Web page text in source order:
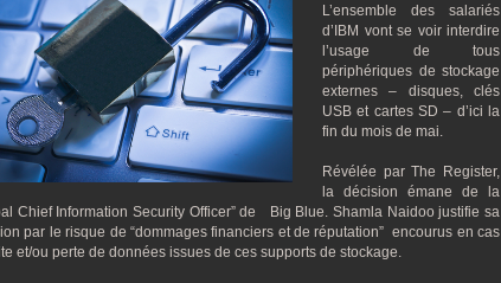
L’ensemble des salariés
d’IBM vont se voir interdire
l’usage de tous
périphériques de stockage
externes – disques, clés
USB et cartes SD – d’ici la
fin du mois de mai.
Révélée par The Register,
la décision émane de la
Chief Information Security Officer” de Big Blue. Shamla Naidoo justifie sa
par le risque de “dommages financiers et de réputation” encourus en cas
et/ou perte de données issues de ces supports de stockage.